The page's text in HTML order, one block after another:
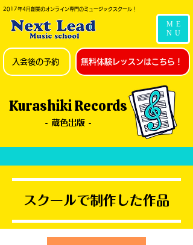
2017年4月創業のオンライン専門のミュージックスクール！
ME
NU
入会後の予約 無料体験レッスンはこちら！
Kurashiki Records
- 蔵色出版 -
スクールで制作した作品